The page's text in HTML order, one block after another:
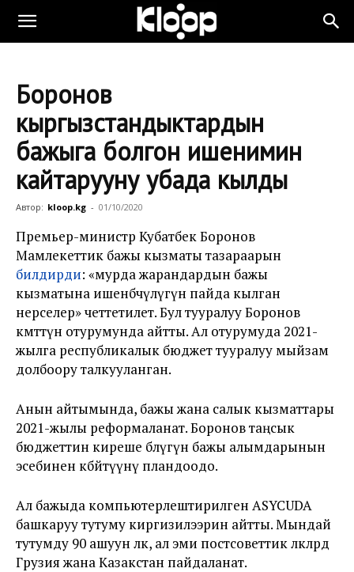
Боронов
кыргызстандыктардын
бажыга болгон ишенимин
кайтарууну убада кылды
Автор: kloop.kg - 01/10/2020
Премьер-министр Кубатбек Боронов
Мамлекеттик бажы кызматы тазараарын
билдирди: «мурда жарандардын бажы
кызматына ишенбөөчүлүгүн пайда кылган
нерселер» четтетилет. Бул тууралуу Боронов
өкмөттүн отурумунда айтты. Ал отурумуда 2021-
жылга республикалык бюджет тууралуу мыйзам
долбоору талкууланган.
Анын айтымында, бажы жана салык кызматтары
2021-жылы реформаланат. Боронов таңсык
бюджеттин киреше бөлүгүн бажы алымдарынын
эсебинен көбөйтүүнү пландоодо.
Ал бажыда компьютерлештирилген ASYCUDA
башкаруу тутуму киргизилээрин айтты. Мындай
тутумду 90 ашуун өлкө, ал эми постсоветтик өлкөлөрдө
Грузия жана Казакстан пайдаланат.